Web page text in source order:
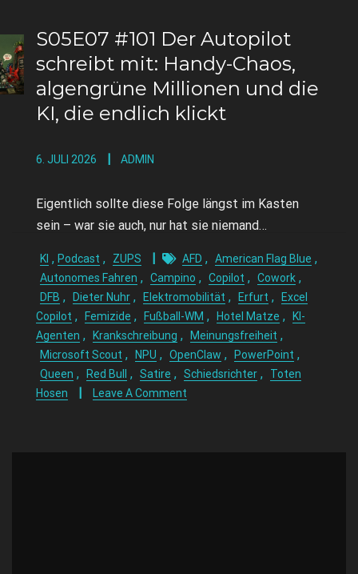
S05E07 #101 Der Autopilot
schreibt mit: Handy-Chaos,
algengrüne Millionen und die
KI, die endlich klickt
6. JULI 2026 ADMIN
Eigentlich sollte diese Folge längst im Kasten
sein – war sie auch, nur hat sie niemand…
KI , Podcast , ZUPS AFD , American Flag Blue ,
Autonomes Fahren , Campino , Copilot , Cowork ,
DFB , Dieter Nuhr , Elektromobilität , Erfurt ,
Excel
Copilot , Femizide , Fußball-WM , Hotel Matze ,
KI-
Agenten , Krankschreibung , Meinungsfreiheit ,
Microsoft Scout , NPU , OpenClaw , PowerPoint ,
Queen , Red Bull , Satire , Schiedsrichter ,
Toten
Hosen
Leave A Comment